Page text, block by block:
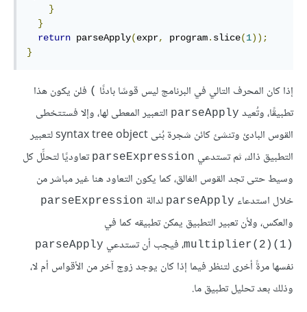
}
}
return parseApply(expr, program. slice(1));
}
إذا كان المحرف التالي في البرنامج ليس قوسًا بادئًا ) فلن يكون هذا
تطبيقًا، وتُعيد parseApply التعبير المعطى لها، وإلا فستتخطى
القوس البادئ وتنشئ كائن شجرة بُنى syntax tree object لتعبير
التطبيق ذاك، ثم تستدعي parseExpression تعاوديًا لتحلِّل كل
وسيط حتى تجد القوس الغالق، كما يكون التعاود هنا غير مباشر من
خلال استدعاء parseApply لدالة parseExpression
والعكس، ولأن تعبير التطبيق يمكن تطبيقه كما في
multiplier(2)(1)‎، فيجب أن تستدعي parseApply
نفسها مرةً أخرى لتنظر فيما إذا كان يوجد زوج آخر من الأقواس أم لا،
وذلك بعد تحليل تطبيق ما.